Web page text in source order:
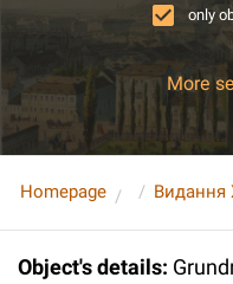
only
More
Homepage Видання
Object's details: